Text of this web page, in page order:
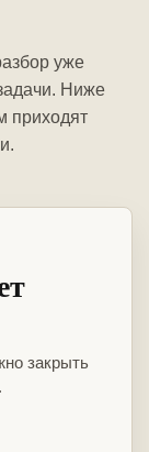
уже
Ниже
приходят
закрыть